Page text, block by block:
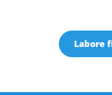
Labore